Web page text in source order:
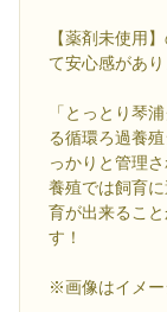
【薬剤未使用
て安心感があり
「とっとり琴
る循環ろ過養
っかりと管理
養殖では飼育
育が出来るこ
す！
※画像はイメー